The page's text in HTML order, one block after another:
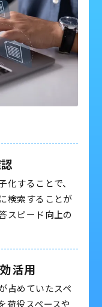
化することで、
検索することが
スピード向上の
活用
占めていたスペ
荷役スペースや